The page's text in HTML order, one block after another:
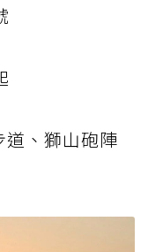
道、獅山砲陣